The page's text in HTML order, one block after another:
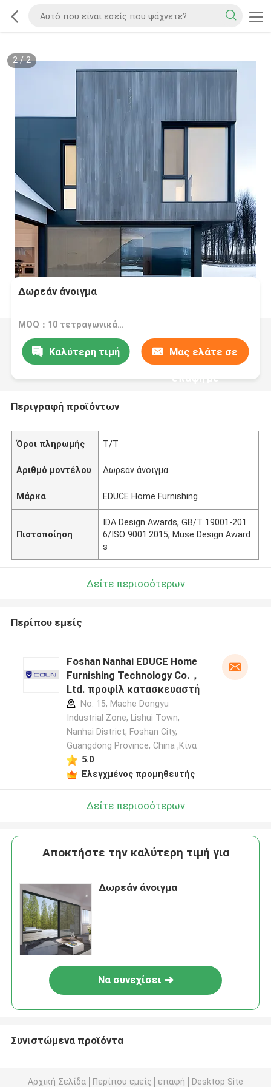
2/2
Δωρεάν άνοιγμα
MOQ：10 τετραγωνικά μέτρα
Καλύτερη τιμή Μας ελάτε σε
επαφή με
Περιγραφή προϊόντων
Όροι πληρωμής Τ/Τ
Αριθμό μοντέλου Δωρεάν άνοιγμα
Μάρκα EDUCE Home Furnishing
Πιστοποίηση
IDA Design Awards, GB/T 19001-201
6/ISO 9001:2015, Muse Design Award
s
Δείτε περισσότερων
Περίπου εμείς
Foshan Nanhai EDUCE Home
Furnishing Technology Co.，
Ltd. προφίλ κατασκευαστή
No. 15, Mache Dongyu
Industrial Zone, Lishui Town,
Nanhai District, Foshan City,
Guangdong Province, China ,Κίνα
5.0
Ελεγχμένος προμηθευτής
Δείτε περισσότερων
Αποκτήστε την καλύτερη τιμή για
Δωρεάν άνοιγμα
Να συνεχίσει
Συνιστώμενα προϊόντα
Αρχική Σελίδα Περίπου εμείς επαφή Desktop Site